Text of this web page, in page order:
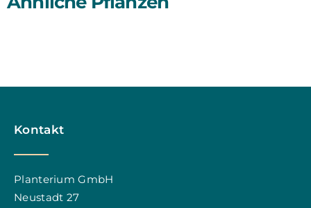
Kontakt
Planterium GmbH
Neustadt 27